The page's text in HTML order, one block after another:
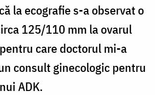
la ecografie s-a observat o
125/110 mm la ovarul
care doctorul mi-a
consult ginecologic pentru
ADK.